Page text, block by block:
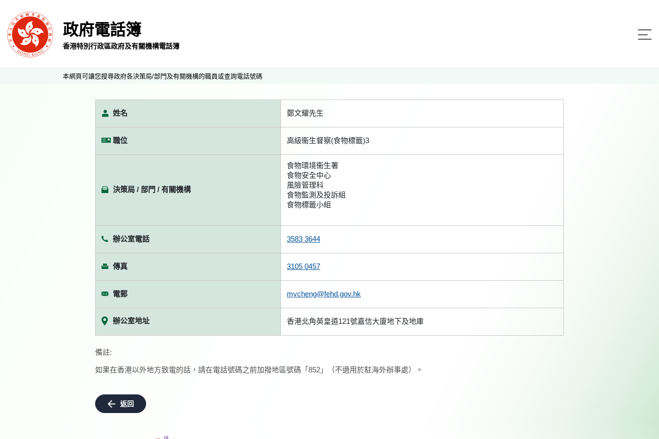
政府電話簿
香港特別行政區政府及有關機構電話簿
本網頁可讓您搜尋政府各決策局/部門及有關機構的職員或查詢電話號碼
姓名 鄭文耀先生
職位 高級衞生督察(食物標籤)3
決策局 / 部門 / 有關機構
食物環境衞生署
食物安全中心
風險管理科
食物監測及投訴組
食物標籤小組
辦公室電話 3583 3644
傳真 3105 0457
電郵 mycheng@fehd.gov.hk
辦公室地址 香港北角英皇道121號嘉信大廈地下及地庫
備註:
如果在香港以外地方致電的話，請在電話號碼之前加撥地區號碼「852」（不適用於駐海外辦事處）。
返回